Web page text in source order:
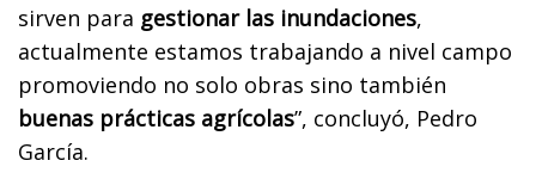
sirven para gestionar las inundaciones,
actualmente estamos trabajando a nivel campo
promoviendo no solo obras sino también
buenas prácticas agrícolas”, concluyó, Pedro
García.